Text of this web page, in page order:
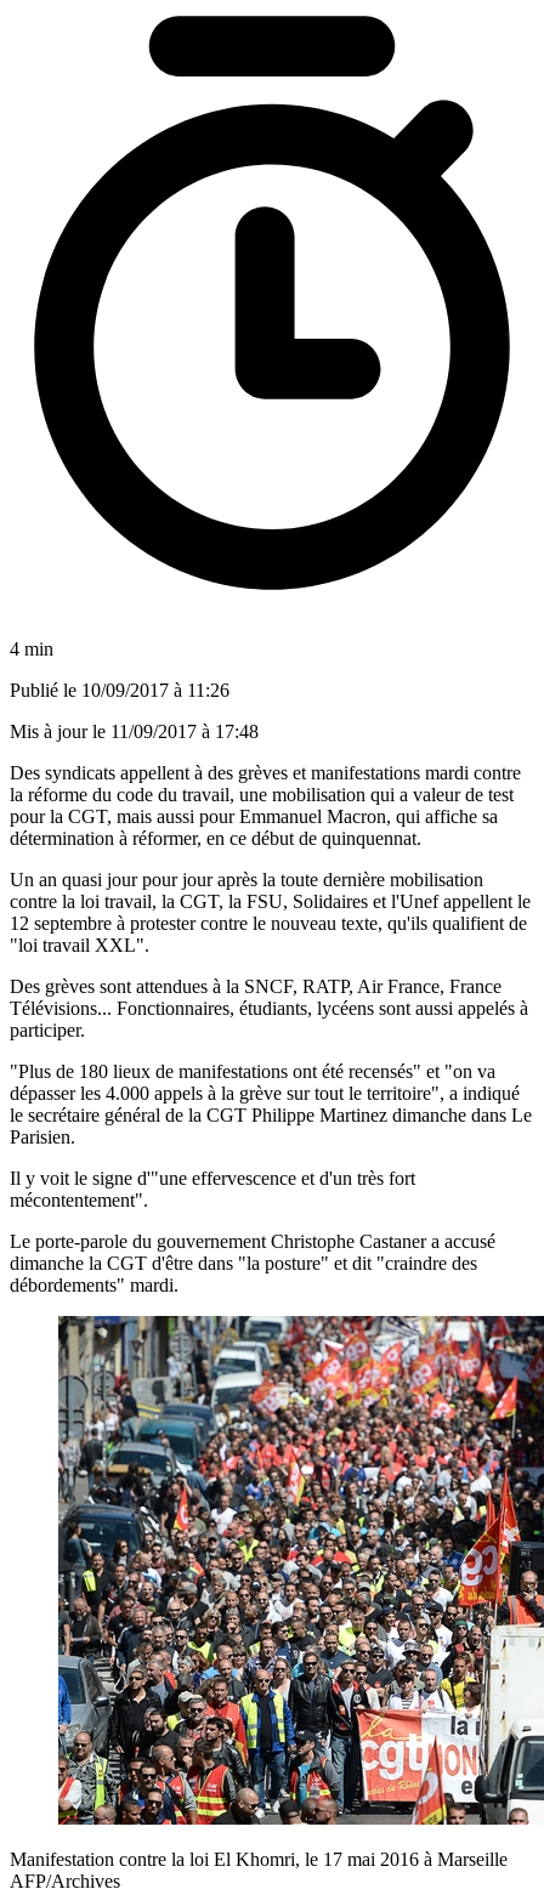
4 min
Publié le 10/09/2017 à 11:26
Mis à jour le 11/09/2017 à 17:48
Des syndicats appellent à des grèves et manifestations mardi contre
la réforme du code du travail, une mobilisation qui a valeur de test
pour la CGT, mais aussi pour Emmanuel Macron, qui affiche sa
détermination à réformer, en ce début de quinquennat.
Un an quasi jour pour jour après la toute dernière mobilisation
contre la loi travail, la CGT, la FSU, Solidaires et l'Unef appellent le
12 septembre à protester contre le nouveau texte, qu'ils qualifient de
"loi travail XXL".
Des grèves sont attendues à la SNCF, RATP, Air France, France
Télévisions... Fonctionnaires, étudiants, lycéens sont aussi appelés à
participer.
"Plus de 180 lieux de manifestations ont été recensés" et "on va
dépasser les 4.000 appels à la grève sur tout le territoire", a indiqué
le secrétaire général de la CGT Philippe Martinez dimanche dans Le
Parisien.
Il y voit le signe d'"une effervescence et d'un très fort
mécontentement".
Le porte-parole du gouvernement Christophe Castaner a accusé
dimanche la CGT d'être dans "la posture" et dit "craindre des
débordements" mardi.
Manifestation contre la loi El Khomri, le 17 mai 2016 à Marseille
AFP/Archives